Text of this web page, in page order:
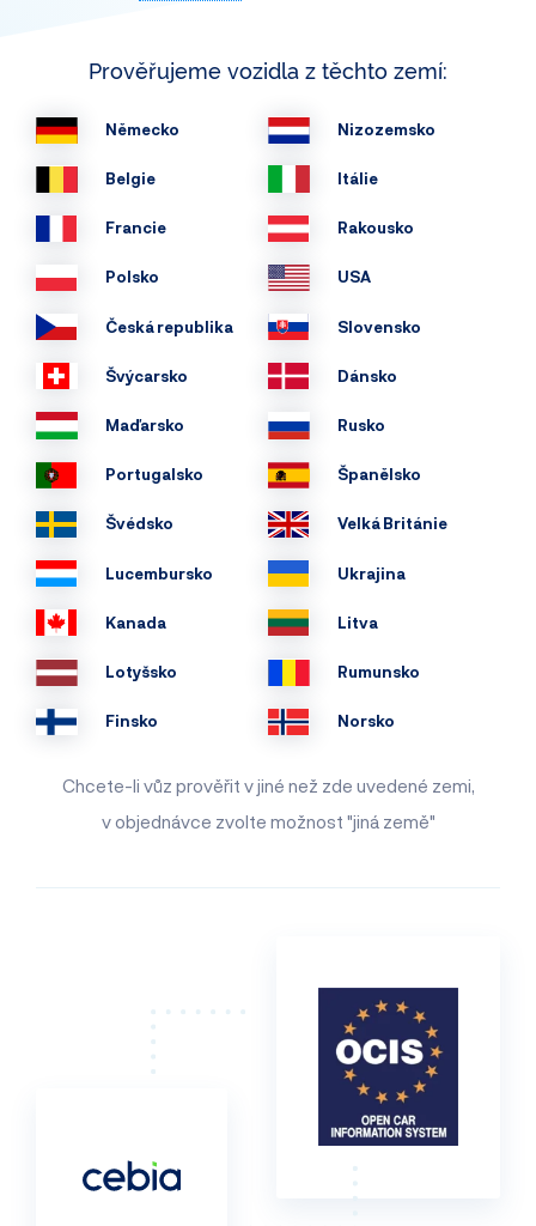
Prověřujeme vozidla z těchto zemí:
Německo Nizozemsko
Belgie Itálie
Francie Rakousko
Polsko USA
Česká republika Slovensko
Švýcarsko Dánsko
Maďarsko Rusko
Portugalsko Španělsko
Švédsko Velká Británie
Lucembursko Ukrajina
Kanada Litva
Lotyšsko Rumunsko
Finsko Norsko
Chcete-li vůz prověřit v jiné než zde uvedené zemi,
v objednávce zvolte možnost "jiná země"